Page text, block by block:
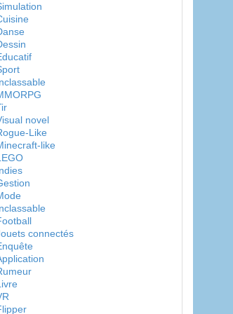
novel
Like
like
connectés